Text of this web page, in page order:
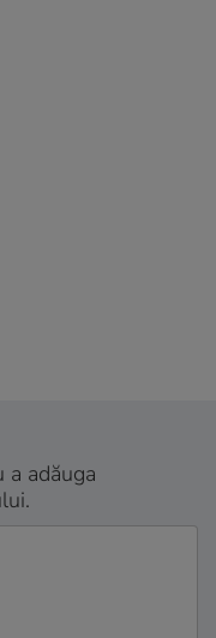
a adăuga